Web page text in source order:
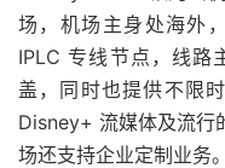
场，机场主身处海外
IPLC 专线节点，线路
盖，同时也提供不限
Disney+ 流媒体及流行
场还支持企业定制业务。